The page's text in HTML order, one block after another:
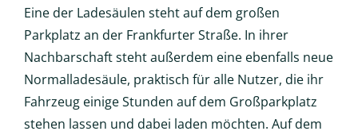
Eine der Ladesäulen steht auf dem großen
Parkplatz an der Frankfurter Straße. In ihrer
Nachbarschaft steht außerdem eine ebenfalls neue
Normalladesäule, praktisch für alle Nutzer, die ihr
Fahrzeug einige Stunden auf dem Großparkplatz
stehen lassen und dabei laden möchten. Auf dem